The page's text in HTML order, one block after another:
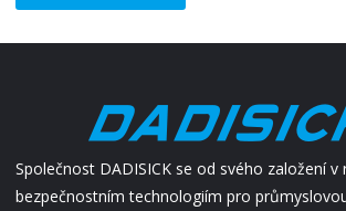
Společnost DADISICK se od svého založení v
bezpečnostním technologiím pro